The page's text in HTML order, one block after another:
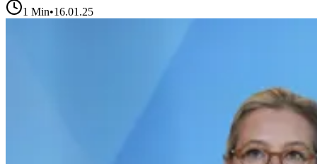
1 Min•16.01.25